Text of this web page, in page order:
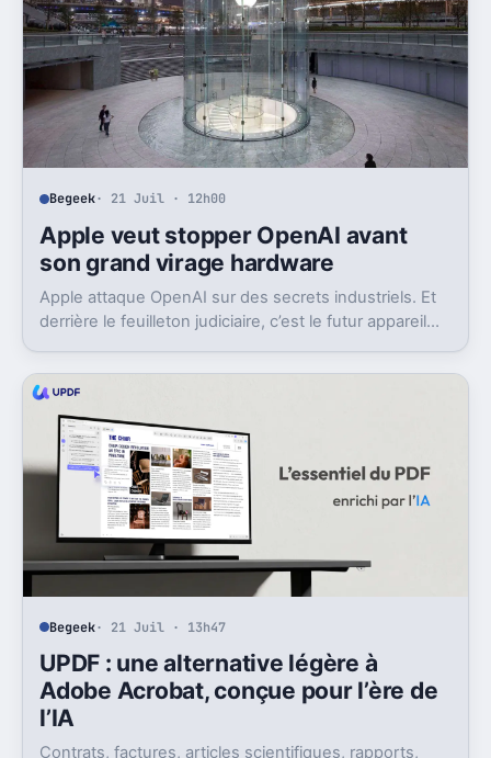
Begeek· 21 Juil · 12h00
Apple veut stopper OpenAI avant
son grand virage hardware
Apple attaque OpenAI sur des secrets industriels. Et
derrière le feuilleton judiciaire, c’est le futur appareil
Begeek· 21 Juil · 13h47
UPDF : une alternative légère à
Adobe Acrobat, conçue pour l’ère de
l’IA
Contrats, factures, articles scientifiques, rapports,